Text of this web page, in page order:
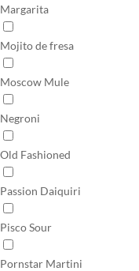
Margarita
Mojito de fresa
Moscow Mule
Negroni
Old Fashioned
Passion Daiquiri
Pisco Sour
Pornstar Martini